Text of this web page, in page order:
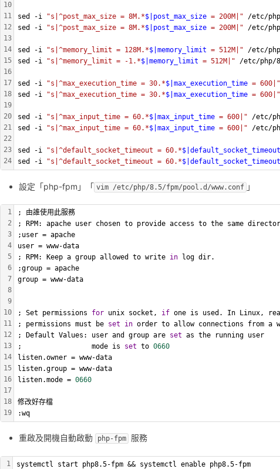
10
11
12
13
14
15
16
17
18
19
20
21
22
23
24
sed -i "s|^post_max_size = 8M.*$|post_max_size = 200M|" /etc/
sed -i
"s|^post_max_size = 8M.*$|post_max_size = 200M|" /etc/
sed -i "s|^memory_limit = 128M.*$|memory_limit = 512M|" /etc/
sed -i
"s|^memory_limit = -1.*$|memory_limit = 512M|" /etc/
sed -i "s|^max_execution_time = 30.*$|max_execution_time = 600|"
sed -i
"s|^max_execution_time = 30.*$|max_execution_time = 600|"
sed -i "s|^max_input_time = 60.*$|max_input_time = 600|" /etc/
sed -i
"s|^max_input_time = 60.*$|max_input_time = 600|" /etc/
sed -i "s|^default_socket_timeout = 60.*$|default_socket_timeout
sed -i
"s|^default_socket_timeout = 60.*$|default_socket_timeout
設定「php-fpm」「 vim /etc/php/8.5/fpm/pool.d/www.conf 」
1
2
3
4
5
6
7
8
9
10
11
12
13
14
15
16
17
18
19
; 由誰使用此服務
; RPM: apache user chosen to provide access to the same
;user = apache
user = www-data
; RPM: Keep a group allowed to write in log dir.
;group = apache
group = www-data
; Set permissions for unix socket, if one is used. In Linux,
; permissions must be set in order to allow connections from a
; Default Values: user and group are set as the running user
;                 mode is set to 0660
listen.owner = www-data
listen.group = www-data
listen.mode = 0660
修改好存檔
:wq
重啟及開機自動啟動 php-fpm 服務
1
systemctl start php8.5-fpm && systemctl enable php8.5-fpm